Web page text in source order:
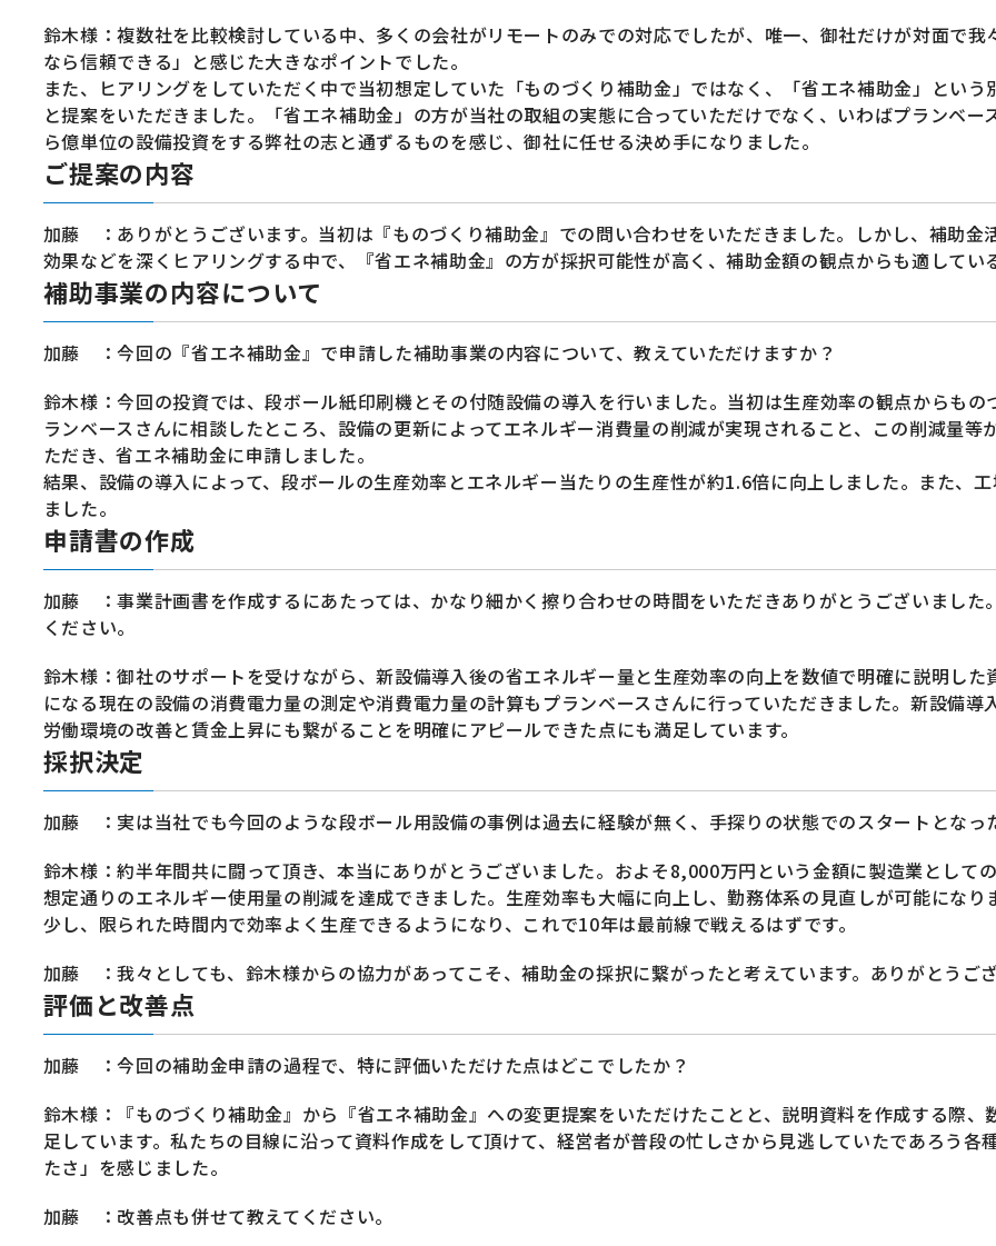
鈴木様：複数社を比較検討している中、多くの会社がリモートのみでの対応でしたが、唯一、御社だけが対面で
なら信頼できる」と感じた大きなポイントでした。
また、ヒアリングをしていただく中で当初想定していた「ものづくり補助金」ではなく、「省エネ補助金」とい
と提案をいただきました。「省エネ補助金」の方が当社の取組の実態に合っていただけでなく、いわばプランベ
ら億単位の設備投資をする弊社の志と通ずるものを感じ、御社に任せる決め手になりました。
ご提案の内容
加藤 ：ありがとうございます。当初は『ものづくり補助金』での問い合わせをいただきました。しかし、補助金
効果などを深くヒアリングする中で、『省エネ補助金』の方が採択可能性が高く、補助金額の観点からも適してい
補助事業の内容について
加藤 ：今回の『省エネ補助金』で申請した補助事業の内容について、教えていただけますか？
鈴木様：今回の投資では、段ボール紙印刷機とその付随設備の導入を行いました。当初は生産効率の観点からも
ランベースさんに相談したところ、設備の更新によってエネルギー消費量の削減が実現されること、この削減量
ただき、省エネ補助金に申請しました。
結果、設備の導入によって、段ボールの生産効率とエネルギー当たりの生産性が約1.6倍に向上しました。また、
ました。
申請書の作成
加藤 ：事業計画書を作成するにあたっては、かなり細かく擦り合わせの時間をいただきありがとうございました
ください。
鈴木様：御社のサポートを受けながら、新設備導入後の省エネルギー量と生産効率の向上を数値で明確に説明し
になる現在の設備の消費電力量の測定や消費電力量の計算もプランベースさんに行っていただきました。新設備導
労働環境の改善と賃金上昇にも繋がることを明確にアピールできた点にも満足しています。
採択決定
加藤 ：実は当社でも今回のような段ボール用設備の事例は過去に経験が無く、手探りの状態でのスタートとなっ
鈴木様：約半年間共に闘って頂き、本当にありがとうございました。およそ8,000万円という金額に製造業として
想定通りのエネルギー使用量の削減を達成できました。生産効率も大幅に向上し、勤務体系の見直しが可能にな
少し、限られた時間内で効率よく生産できるようになり、これで10年は最前線で戦えるはずです。
加藤 ：我々としても、鈴木様からの協力があってこそ、補助金の採択に繋がったと考えています。ありがとうござ
評価と改善点
加藤 ：今回の補助金申請の過程で、特に評価いただけた点はどこでしたか？
鈴木様：『ものづくり補助金』から『省エネ補助金』への変更提案をいただけたことと、説明資料を作成する際
足しています。私たちの目線に沿って資料作成をして頂けて、経営者が普段の忙しさから見逃していたであろう
たさ」を感じました。
加藤 ：改善点も併せて教えてください。